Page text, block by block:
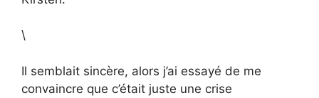
\
Il semblait sincère, alors j’ai essayé de me
convaincre que c’était juste une crise